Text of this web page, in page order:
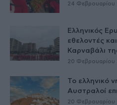
24 Φεβρουαρίου
Ελληνικός
εθελοντές
Καρναβάλι
20 Φεβρουαρίου
Το ελληνικό
Αυστραλοί
20 Φεβρουαρίου